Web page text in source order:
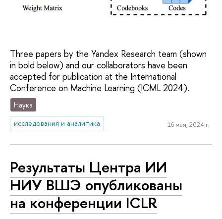
Three papers by the Yandex Research team (shown
in bold below) and our collaborators have been
accepted for publication at the International
Conference on Machine Learning (ICML 2024).
Наука
исследования и аналитика
16 мая, 2024 г.
Результаты Центра ИИ
НИУ ВШЭ опубликованы
на конференции ICLR